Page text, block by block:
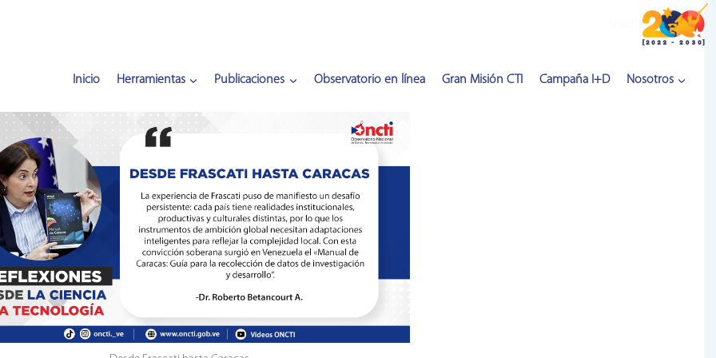
Inserta HTML aquí
Inicio Herramientas Publicaciones Observatorio en línea Gran Misión CTI Campaña I+D Nosotros